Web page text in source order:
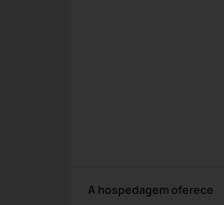
A hospedagem oferece